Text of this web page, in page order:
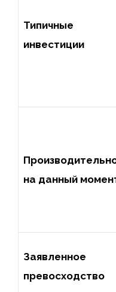
Типичные
инвестиции
на данный
Заявленное
превосходство